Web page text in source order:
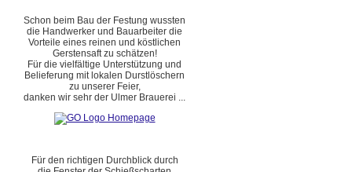
Schon beim Bau der Festung wussten
die Handwerker und Bauarbeiter die
Vorteile eines reinen und köstlichen
Gerstensaft zu schätzen!
Für die vielfältige Unterstützung und
Belieferung mit lokalen Durstlöschern
zu unserer Feier,
danken wir sehr der Ulmer Brauerei ...
Für den richtigen Durchblick durch